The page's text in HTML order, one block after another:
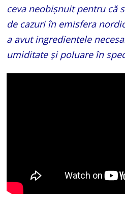
ceva neobișnuit pentru că
de cazuri în emisfera
a avut ingredientele
umiditate și poluare în